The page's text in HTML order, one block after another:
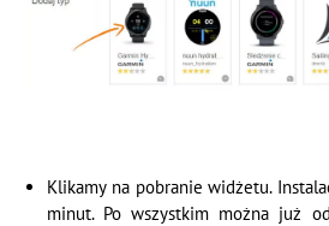
Klikamy na pobranie widżetu.
minut. Po wszystkim można już